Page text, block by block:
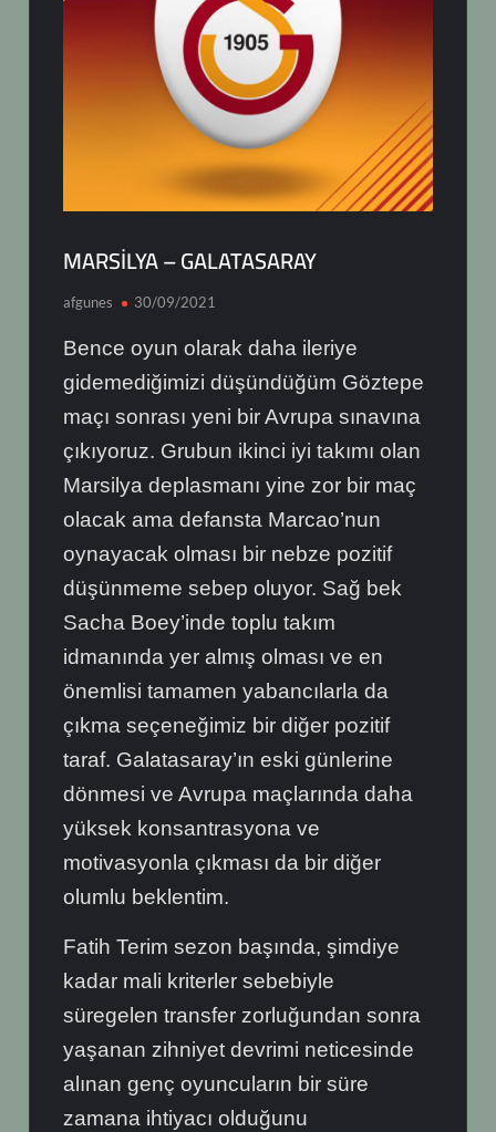
MARSİLYA – GALATASARAY
afgunes 30/09/2021
Bence oyun olarak daha ileriye
gidemediğimizi düşündüğüm Göztepe
maçı sonrası yeni bir Avrupa sınavına
çıkıyoruz. Grubun ikinci iyi takımı olan
Marsilya deplasmanı yine zor bir maç
olacak ama defansta Marcao’nun
oynayacak olması bir nebze pozitif
düşünmeme sebep oluyor. Sağ bek
Sacha Boey’inde toplu takım
idmanında yer almış olması ve en
önemlisi tamamen yabancılarla da
çıkma seçeneğimiz bir diğer pozitif
taraf. Galatasaray’ın eski günlerine
dönmesi ve Avrupa maçlarında daha
yüksek konsantrasyona ve
motivasyonla çıkması da bir diğer
olumlu beklentim.
Fatih Terim sezon başında, şimdiye
kadar mali kriterler sebebiyle
süregelen transfer zorluğundan sonra
yaşanan zihniyet devrimi neticesinde
alınan genç oyuncuların bir süre
zamana ihtiyacı olduğunu